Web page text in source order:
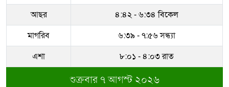
আছর
৪:৪২ - ৬:৩৪ বিকেল
মাগরিব
৬:৩৯ - ৭:৫৬ সন্ধ্যা
এশা
৮:০১ - ৪:০৩ রাত
শুক্রবার ৭ আগস্ট ২০২৬